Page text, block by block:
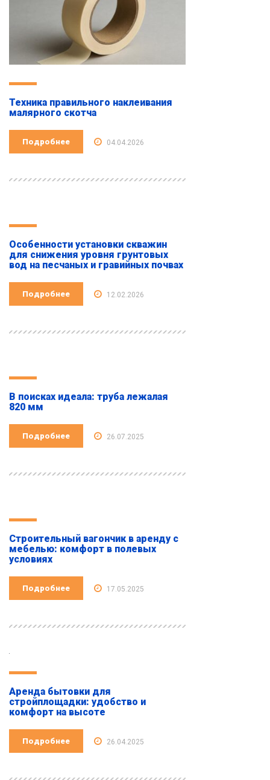
Техника правильного наклеивания
малярного скотча
Подробнее 04.04.2026
Особенности установки скважин
для снижения уровня грунтовых
вод на песчаных и гравийных почвах
Подробнее 12.02.2026
В поисках идеала: труба лежалая
820 мм
Подробнее 26.07.2025
Строительный вагончик в аренду с
мебелью: комфорт в полевых
условиях
Подробнее 17.05.2025
Аренда бытовки для
стройплощадки: удобство и
комфорт на высоте
Подробнее 26.04.2025